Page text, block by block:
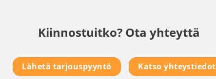
Kiinnostuitko? Ota yhteyttä
Lähetä tarjouspyyntö Katso yhteystiedot